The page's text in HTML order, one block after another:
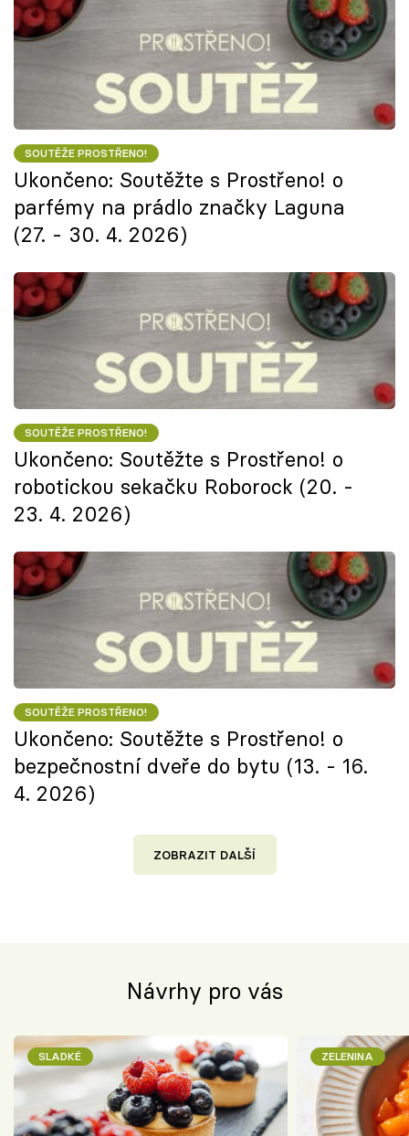
SOUTĚŽE PROSTŘENO!
Ukončeno: Soutěžte s Prostřeno! o
parfémy na prádlo značky Laguna
(27. - 30. 4. 2026)
SOUTĚŽE PROSTŘENO!
Ukončeno: Soutěžte s Prostřeno! o
robotickou sekačku Roborock (20. -
23. 4. 2026)
SOUTĚŽE PROSTŘENO!
Ukončeno: Soutěžte s Prostřeno! o
bezpečnostní dveře do bytu (13. - 16.
4. 2026)
ZOBRAZIT DALŠÍ
Návrhy pro vás
SLADKÉ ZELENINA